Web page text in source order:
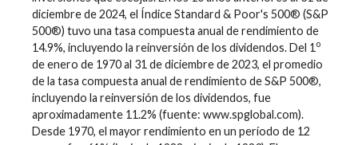
diciembre de 2024, el Índice Standard & Poor's 500® (S&P
500®) tuvo una tasa compuesta anual de rendimiento de
14.9%, incluyendo la reinversión de los dividendos. Del 1 o
de enero de 1970 al 31 de diciembre de 2023, el promedio
de la tasa compuesta anual de rendimiento de S&P 500®,
incluyendo la reinversión de los dividendos, fue
aproximadamente 11.2% (fuente: www.spglobal.com).
Desde 1970, el mayor rendimiento en un período de 12